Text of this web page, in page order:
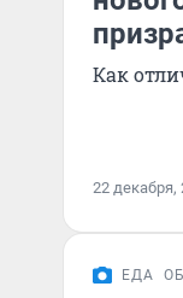
Как
22 декабря,
ЕДА